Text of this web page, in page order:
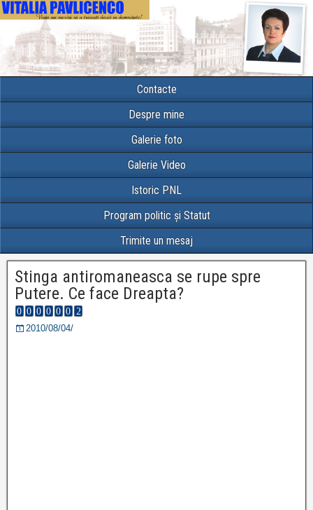
Contacte
Despre mine
Galerie foto
Galerie Video
Istoric PNL
Program politic și Statut
Trimite un mesaj
Stinga antiromaneasca se rupe spre
Putere. Ce face Dreapta?
2010/08/04/